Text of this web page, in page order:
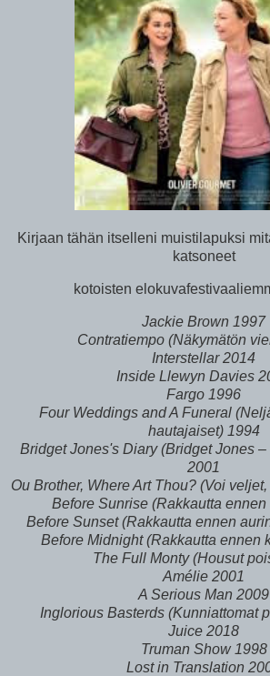
Kirjaan tähän itselleni muistilapuksi
katsoneet
kotoisten
Jackie Brown 1997
Contratiempo (Näkymätön
Interstellar 2014
Inside Llewyn Davies
Fargo 1996
Four Weddings and A Funeral
hautajaiset) 1994
Bridget Jones's Diary (Bridget Jones
2001
Ou Brother, Where Art Thou? (Voi
Before Sunrise (Rakkautta
Before Sunset (Rakkautta ennen
Before Midnight (Rakkautta ennen
The Full Monty (Housut
Amélie 2001
A Serious Man 2009
Inglorious Basterds (Kunniattomat
Juice 2018
Truman Show 1998
Lost in Translation